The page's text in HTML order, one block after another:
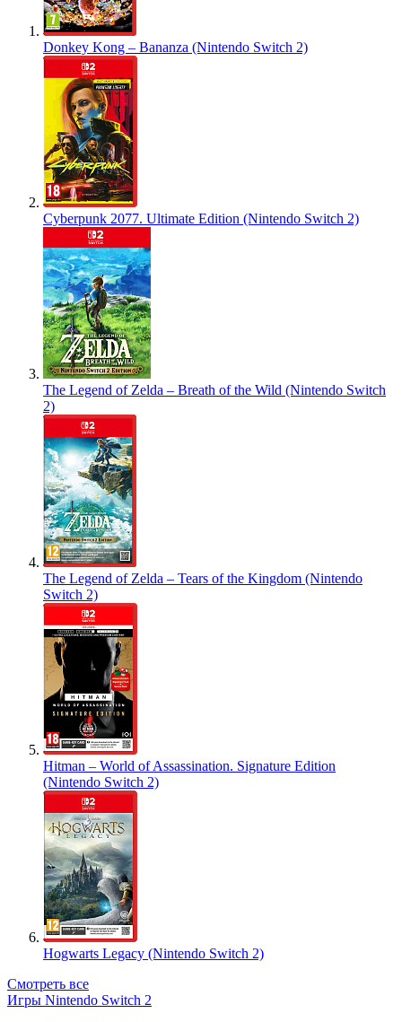
Donkey Kong – Bananza (Nintendo Switch 2)
Cyberpunk 2077. Ultimate Edition (Nintendo Switch 2)
The Legend of Zelda – Breath of the Wild (Nintendo Switch
2)
The Legend of Zelda – Tears of the Kingdom (Nintendo
Switch 2)
Hitman – World of Assassination. Signature Edition
(Nintendo Switch 2)
Hogwarts Legacy (Nintendo Switch 2)
Смотреть все
Игры Nintendo Switch 2